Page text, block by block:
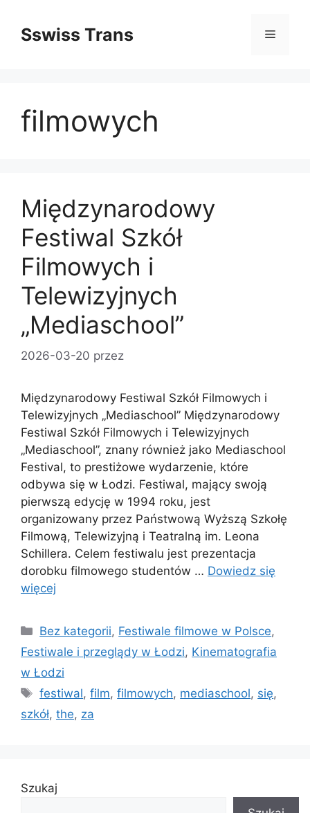
treściSswiss Trans Menu
filmowych
Międzynarodowy
Festiwal Szkół
Filmowych i
Telewizyjnych
„Mediaschool”
2026-03-20 przez
Międzynarodowy Festiwal Szkół Filmowych i
Telewizyjnych „Mediaschool” Międzynarodowy
Festiwal Szkół Filmowych i Telewizyjnych
„Mediaschool”, znany również jako Mediaschool
Festival, to prestiżowe wydarzenie, które
odbywa się w Łodzi. Festiwal, mający swoją
pierwszą edycję w 1994 roku, jest
organizowany przez Państwową Wyższą Szkołę
Filmową, Telewizyjną i Teatralną im. Leona
Schillera. Celem festiwalu jest prezentacja
dorobku filmowego studentów … Dowiedz się
więcej
Kategorie
Bez kategorii, Festiwale filmowe w Polsce,
Festiwale i przeglądy w Łodzi, Kinematografia
w Łodzi
Tagi
festiwal,film,filmowych, mediaschool, się,
szkół, the, za
Szukaj